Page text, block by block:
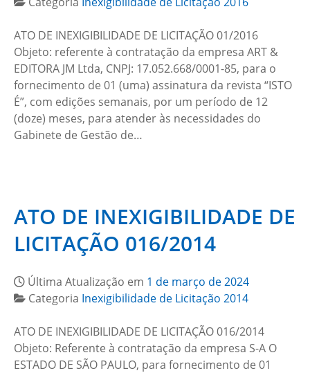
ATO DE INEXIGIBILIDADE DE LICITAÇÃO 01/2016
Objeto: referente à contratação da empresa ART &
EDITORA JM Ltda, CNPJ: 17.052.668/0001-85, para o
fornecimento de 01 (uma) assinatura da revista “ISTO
É”, com edições semanais, por um período de 12
(doze) meses, para atender às necessidades do
Gabinete de Gestão de…
ATO DE INEXIGIBILIDADE DE
LICITAÇÃO 016/2014
Última Atualização em 1 de março de 2024
Categoria Inexigibilidade de Licitação 2014
ATO DE INEXIGIBILIDADE DE LICITAÇÃO 016/2014
Objeto: Referente à contratação da empresa S-A O
ESTADO DE SÃO PAULO, para fornecimento de 01